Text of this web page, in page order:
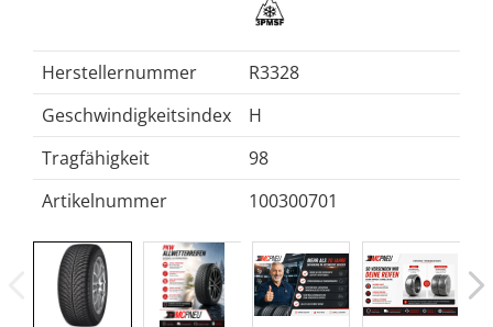
Herstellernummer
R3328
Geschwindigkeitsindex
H
Tragfähigkeit
98
Artikelnummer
100300701